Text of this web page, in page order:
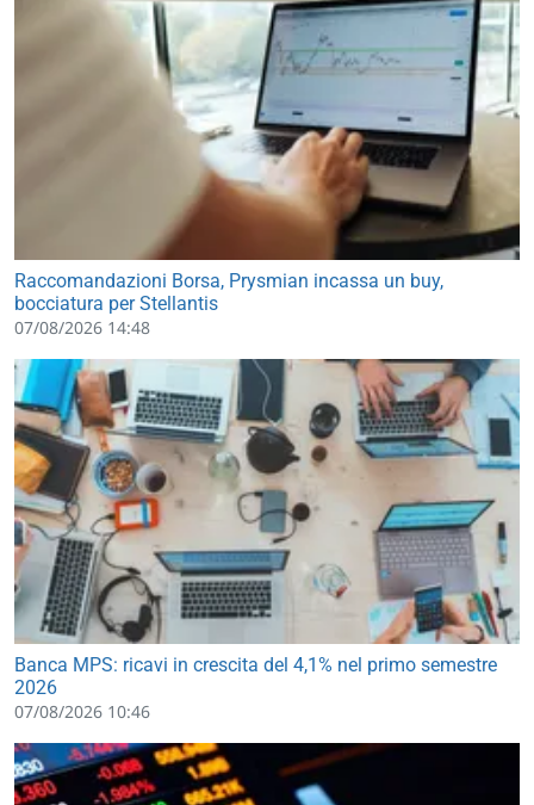
Raccomandazioni Borsa, Prysmian incassa un buy,
bocciatura per Stellantis
07/08/2026 14:48
Banca MPS: ricavi in crescita del 4,1% nel primo semestre
2026
07/08/2026 10:46